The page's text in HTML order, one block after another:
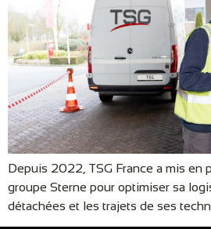
Depuis 2022, TSG France a mis en
groupe Sterne pour optimiser sa
détachées et les trajets de ses